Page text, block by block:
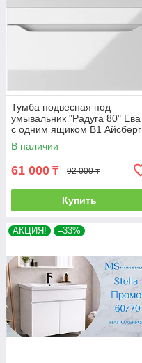
Тумба подвесная под
умывальник "Радуга 80" Ева
с одним ящиком В1 Айсберг
В наличии
61 000 ₸ 92 000 ₸
Купить
АКЦИЯ! –33%